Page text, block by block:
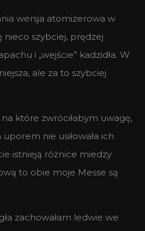
wersja atomizerowa w
nieco szybciej, prędzej
i „wejście” kadzidła. W
ale za to szybciej
które zwróciłabym uwagę,
nie usiłowała ich
istnieją różnice miedzy
to obie moje Messe są
zachowałam ledwie we